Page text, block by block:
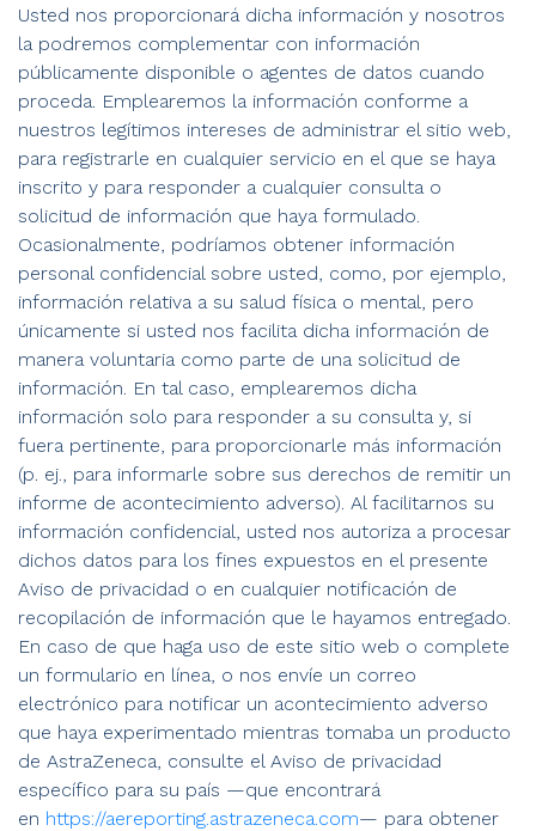
Usted nos proporcionará dicha información y nosotros
la podremos complementar con información
públicamente disponible o agentes de datos cuando
proceda. Emplearemos la información conforme a
nuestros legítimos intereses de administrar el sitio web,
para registrarle en cualquier servicio en el que se haya
inscrito y para responder a cualquier consulta o
solicitud de información que haya formulado.
Ocasionalmente, podríamos obtener información
personal confidencial sobre usted, como, por ejemplo,
información relativa a su salud física o mental, pero
únicamente si usted nos facilita dicha información de
manera voluntaria como parte de una solicitud de
información. En tal caso, emplearemos dicha
información solo para responder a su consulta y, si
fuera pertinente, para proporcionarle más información
(p. ej., para informarle sobre sus derechos de remitir un
informe de acontecimiento adverso). Al facilitarnos su
información confidencial, usted nos autoriza a procesar
dichos datos para los fines expuestos en el presente
Aviso de privacidad o en cualquier notificación de
recopilación de información que le hayamos entregado.
En caso de que haga uso de este sitio web o complete
un formulario en línea, o nos envíe un correo
electrónico para notificar un acontecimiento adverso
que haya experimentado mientras tomaba un producto
de AstraZeneca, consulte el Aviso de privacidad
específico para su país —que encontrará
en https://aereporting.astrazeneca.com— para obtener